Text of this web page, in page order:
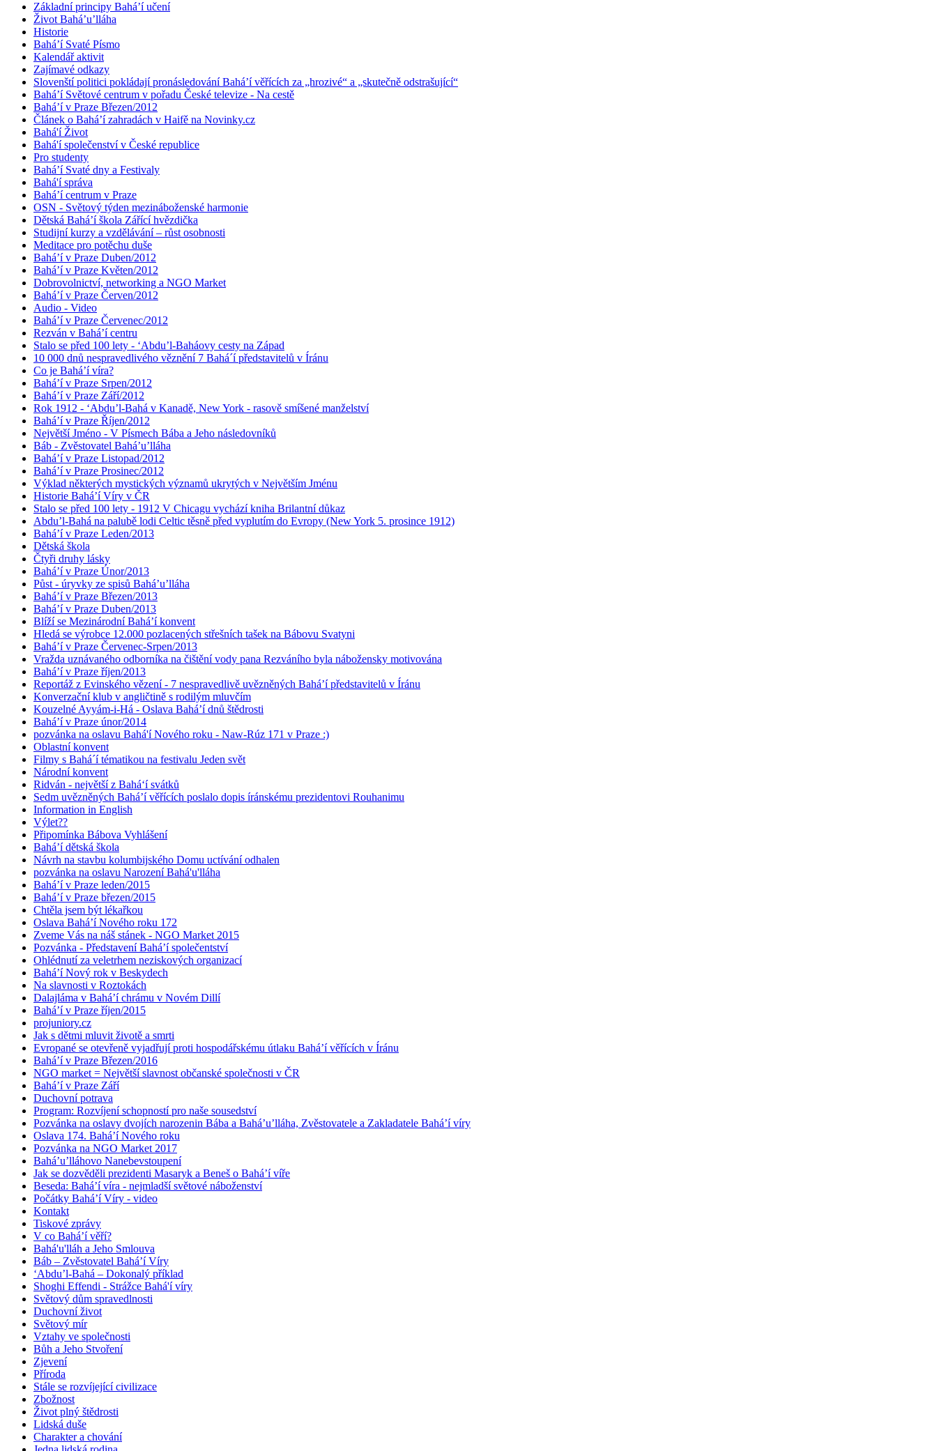
Základní principy Bahá’í učení
Život Bahá’u’lláha
Historie
Bahá’í Svaté Písmo
Kalendář aktivit
Zajímavé odkazy
Slovenští politici pokládají pronásledování Bahá’í věřících za „hrozivé“ a „skutečně odstrašující“
Bahá’í Světové centrum v pořadu České televize - Na cestě
Bahá’í v Praze Březen/2012
Článek o Bahá’í zahradách v Haifě na Novinky.cz
Bahá'í Život
Bahá'í společenství v České republice
Pro studenty
Bahá’í Svaté dny a Festivaly
Bahá'í správa
Bahá’í centrum v Praze
OSN - Světový týden mezináboženské harmonie
Dětská Bahá’í škola Zářící hvězdička
Studijní kurzy a vzdělávání – růst osobnosti
Meditace pro potěchu duše
Bahá’í v Praze Duben/2012
Bahá’í v Praze Květen/2012
Dobrovolnictví, networking a NGO Market
Bahá’í v Praze Červen/2012
Audio - Video
Bahá’í v Praze Červenec/2012
Rezván v Bahá’í centru
Stalo se před 100 lety - ‘Abdu’l-Baháovy cesty na Západ
10 000 dnů nespravedlivého věznění 7 Bahá´í představitelů v Íránu
Co je Bahá’í víra?
Bahá’í v Praze Srpen/2012
Bahá’í v Praze Září/2012
Rok 1912 - ‘Abdu’l-Bahá v Kanadě, New York - rasově smíšené manželství
Bahá’í v Praze Říjen/2012
Největší Jméno - V Písmech Bába a Jeho následovníků
Báb - Zvěstovatel Bahá’u’lláha
Bahá’í v Praze Listopad/2012
Bahá’í v Praze Prosinec/2012
Výklad některých mystických významů ukrytých v Největším Jménu
Historie Bahá’í Víry v ČR
Stalo se před 100 lety - 1912 V Chicagu vychází kniha Brilantní důkaz
Abdu’l-Bahá na palubě lodi Celtic těsně před vyplutím do Evropy (New York 5. prosince 1912)
Bahá’í v Praze Leden/2013
Dětská škola
Čtyři druhy lásky
Bahá’í v Praze Únor/2013
Půst - úryvky ze spisů Bahá’u’lláha
Bahá’í v Praze Březen/2013
Bahá’í v Praze Duben/2013
Blíží se Mezinárodní Bahá’í konvent
Hledá se výrobce 12.000 pozlacených střešních tašek na Bábovu Svatyni
Bahá’í v Praze Červenec-Srpen/2013
Vražda uznávaného odborníka na čištění vody pana Rezváního byla nábožensky motivována
Bahá’í v Praze říjen/2013
Reportáž z Evinského vězení - 7 nespravedlivě uvězněných Bahá’í představitelů v Íránu
Konverzační klub v angličtině s rodilým mluvčím
Kouzelné Ayyám-i-Há - Oslava Bahá’í dnů štědrosti
Bahá’í v Praze únor/2014
pozvánka na oslavu Bahá'í Nového roku - Naw-Rúz 171 v Praze :)
Oblastní konvent
Filmy s Bahá´í tématikou na festivalu Jeden svět
Národní konvent
Ridván - největší z Bahá‘í svátků
Sedm uvězněných Bahá’í věřících poslalo dopis íránskému prezidentovi Rouhanimu
Information in English
Výlet??
Připomínka Bábova Vyhlášení
Bahá’í dětská škola
Návrh na stavbu kolumbijského Domu uctívání odhalen
pozvánka na oslavu Narození Bahá'u'lláha
Bahá’í v Praze leden/2015
Bahá’í v Praze březen/2015
Chtěla jsem být lékařkou
Oslava Bahá’í Nového roku 172
Zveme Vás na náš stánek - NGO Market 2015
Pozvánka - Představení Bahá’í společentství
Ohlédnutí za veletrhem neziskových organizací
Bahá’í Nový rok v Beskydech
Na slavnosti v Roztokách
Dalajláma v Bahá’í chrámu v Novém Dillí
Bahá’í v Praze říjen/2015
projuniory.cz
Jak s dětmi mluvit životě a smrti
Evropané se otevřeně vyjadřují proti hospodářskému útlaku Bahá’í věřících v Íránu
Bahá’í v Praze Březen/2016
NGO market = Největší slavnost občanské společnosti v ČR
Bahá’í v Praze Září
Duchovní potrava
Program: Rozvíjení schopností pro naše sousedství
Pozvánka na oslavy dvojích narozenin Bába a Bahá’u’lláha, Zvěstovatele a Zakladatele Bahá’í víry
Oslava 174. Bahá’í Nového roku
Pozvánka na NGO Market 2017
Bahá’u’lláhovo Nanebevstoupení
Jak se dozvěděli prezidenti Masaryk a Beneš o Bahá’í víře
Beseda: Bahá’í víra - nejmladší světové náboženství
Počátky Bahá’í Víry - video
Kontakt
Tiskové zprávy
V co Bahá’í věří?
Bahá'u'lláh a Jeho Smlouva
Báb – Zvěstovatel Bahá’í Víry
‘Abdu’l-Bahá – Dokonalý příklad
Shoghi Effendi - Strážce Bahá'í víry
Světový dům spravedlnosti
Duchovní život
Světový mír
Vztahy ve společnosti
Bůh a Jeho Stvoření
Zjevení
Příroda
Stále se rozvíjející civilizace
Zbožnost
Život plný štědrosti
Lidská duše
Charakter a chování